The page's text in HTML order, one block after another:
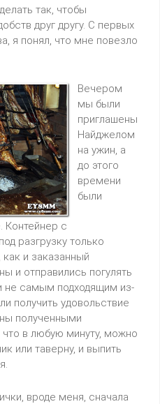
так, чтобы
друг другу. С первых
я понял, что мне повезло
Вечером
мы были
приглашены
Найджелом
на ужин, а
до этого
времени
были
Контейнер с
разгрузку только
как и заказанный
и отправились погулять
не самым подходящим из-
получить удовольствие
полученными
в любую минуту, можно
или таверну, и выпить
вроде меня, сначала